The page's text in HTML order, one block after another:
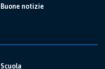
Buone notizie
Scuola